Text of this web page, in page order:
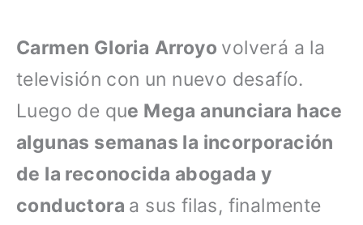
Carmen Gloria Arroyo volverá a la
televisión con un nuevo desafío.
Luego de que Mega anunciara hace
algunas semanas la incorporación
de la reconocida abogada y
conductora a sus filas, finalmente